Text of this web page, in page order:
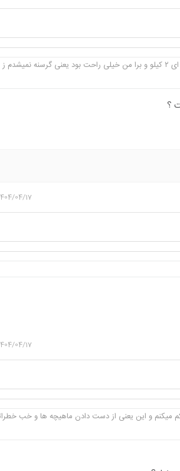
ز ...
؟
04/17
04/17
میکنم و این یعنی از دست دادن ماهیچه ها و خب